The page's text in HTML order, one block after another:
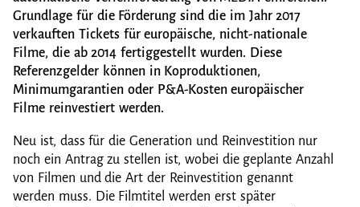
Grundlage für die Förderung sind die im Jahr 2017
verkauften Tickets für europäische, nicht-nationale
Filme, die ab 2014 fertiggestellt wurden. Diese
Referenzgelder können in Koproduktionen,
Minimumgarantien oder P&A-Kosten europäischer
Filme reinvestiert werden.
Neu ist, dass für die Generation und Reinvestition nur
noch ein Antrag zu stellen ist, wobei die geplante Anzahl
von Filmen und die Art der Reinvestition genannt
werden muss. Die Filmtitel werden erst später